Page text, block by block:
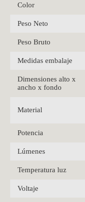
Color
Peso Neto
Peso Bruto
Medidas embalaje
Dimensiones alto x
ancho x fondo
Material
Potencia
Lúmenes
Temperatura luz
Voltaje